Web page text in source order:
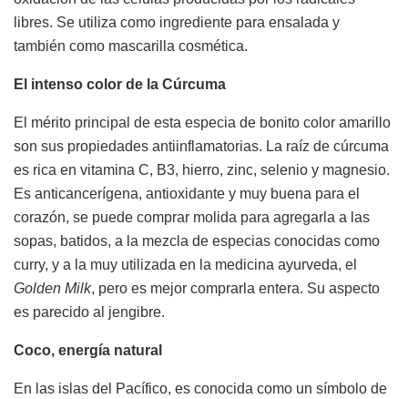
libres. Se utiliza como ingrediente para ensalada y
también como mascarilla cosmética.
El intenso color de la Cúrcuma
El mérito principal de esta especia de bonito color amarillo
son sus propiedades antiinflamatorias. La raíz de cúrcuma
es rica en vitamina C, B3, hierro, zinc, selenio y magnesio.
Es anticancerígena, antioxidante y muy buena para el
corazón, se puede comprar molida para agregarla a las
sopas, batidos, a la mezcla de especias conocidas como
curry, y a la muy utilizada en la medicina ayurveda, el
Golden Milk, pero es mejor comprarla entera. Su aspecto
es parecido al jengibre.
Coco, energía natural
En las islas del Pacífico, es conocida como un símbolo de